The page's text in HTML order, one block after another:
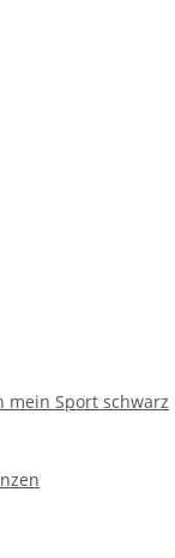
mein Sport schwarz